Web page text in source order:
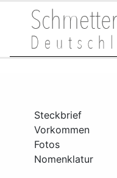
Steckbrief
Vorkommen
Fotos
Nomenklatur